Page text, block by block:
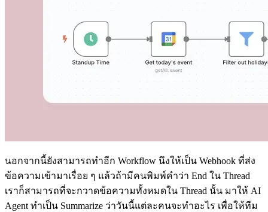
นอกจากนี้ยังสามารถทำอีก Workflow นึงให้เป็น Webhook ที่ส่ง
ข้อความเข้ามาเรื่อย ๆ แล้วถ้ามีคนพิมพ์คำว่า End ใน Thread
เราก็สามารถที่จะกวาดข้อความทั้งหมดใน Thread นั้น มาให้ AI
Agent ทำเป็น Summarize ว่าวันนี้แต่ละคนจะทำอะไร เพื่อให้ทีม